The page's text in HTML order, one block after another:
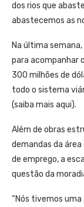
dos rios que
abastecemos as
Na última
para acompanhar
300 milhões de
todo o sistema
(saiba mais aqui).
Além de obras
demandas da
de emprego, a
questão da
“Nós tivemos